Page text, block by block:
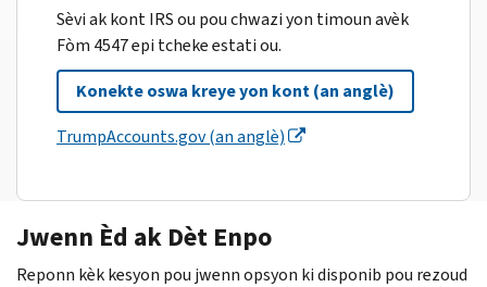
Sèvi ak kont IRS ou pou chwazi yon timoun avèk
Fòm 4547 epi tcheke estati ou.
Konekte oswa kreye yon kont (an anglè)
TrumpAccounts.gov (an anglè)
Jwenn Èd ak Dèt Enpo
Reponn kèk kesyon pou jwenn opsyon ki disponib pou rezoud